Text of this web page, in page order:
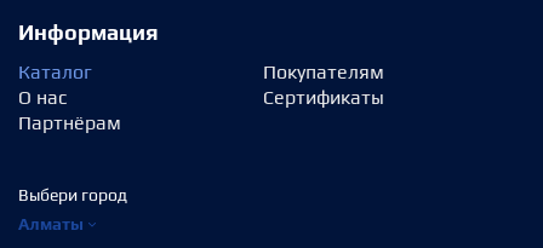
Информация
Каталог
О нас
Партнёрам
Покупателям
Сертификаты
Выбери город
Алматы